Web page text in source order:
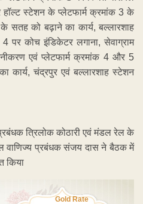
हॉल्ट स्टेशन के प्लेटफार्म क्रमांक 3 के
को बढ़ाने का कार्य, बल्लारशाह
पर कोच इंडिकेटर लगाना, सेवाग्राम
एवं प्लेटफार्म क्रमांक 4 और 5
कार्य, चंद्रपुर एवं बल्लारशाह स्टेशन
त्रिलोक कोठारी एवं मंडल रेल के
वाणिज्य प्रबंधक संजय दास ने बैठक में
किया
Gold Rate